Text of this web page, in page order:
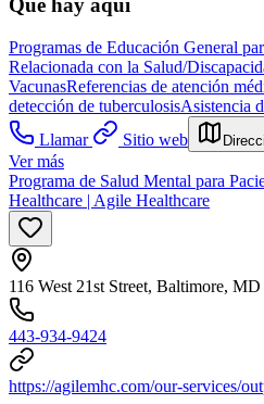
Qué hay aquí
Programas de Educación General
Relacionada con la Salud/
VacunasReferencias de atención
detección de tuberculosisAsistencia
Llamar
Sitio web
Ver más
Programa de Salud Mental para
Healthcare | Agile Healthcare
116 West 21st Street, Baltimore,
443-934-9424
https://agilemhc.com/our-services/